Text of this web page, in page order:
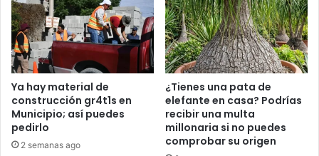
Ya hay material de
construcción gr4t1s en
Municipio; así puedes
pedirlo
2 semanas ago
¿Tienes una pata de
elefante en casa? Podrías
recibir una multa
millonaria si no puedes
comprobar su origen